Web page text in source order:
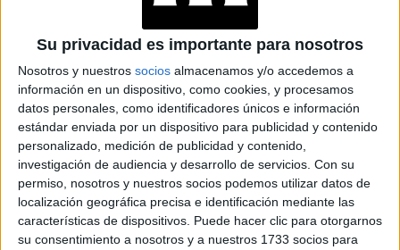
Su privacidad es importante para nosotros
Nosotros y nuestros socios almacenamos y/o accedemos a
información en un dispositivo, como cookies, y procesamos
datos personales, como identificadores únicos e información
estándar enviada por un dispositivo para publicidad y contenido
personalizado, medición de publicidad y contenido,
investigación de audiencia y desarrollo de servicios. Con su
permiso, nosotros y nuestros socios podemos utilizar datos de
localización geográfica precisa e identificación mediante las
características de dispositivos. Puede hacer clic para otorgarnos
su consentimiento a nosotros y a nuestros 1733 socios para